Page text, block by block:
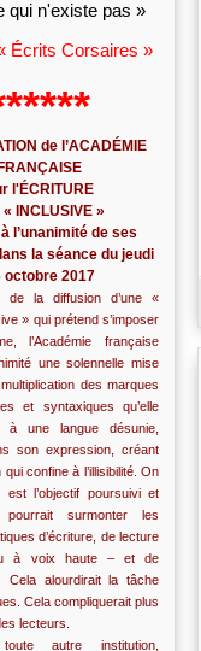
qui n'existe pas »
Écrits Corsaires »
de l’ACADÉMIE
FRANÇAISE
l'ÉCRITURE
INCLUSIVE »
l’unanimité de ses
la séance du jeudi
octobre 2017
de la diffusion d’une «
» qui prétend s’imposer
l’Académie française
une solennelle mise
des marques
et syntaxiques qu’elle
à une langue désunie,
son expression, créant
confine à l’illisibilité. On
l’objectif poursuivi et
surmonter les
d’écriture, de lecture
à voix haute – et de
Cela alourdirait la tâche
Cela compliquerait plus
lecteurs.
autre institution,